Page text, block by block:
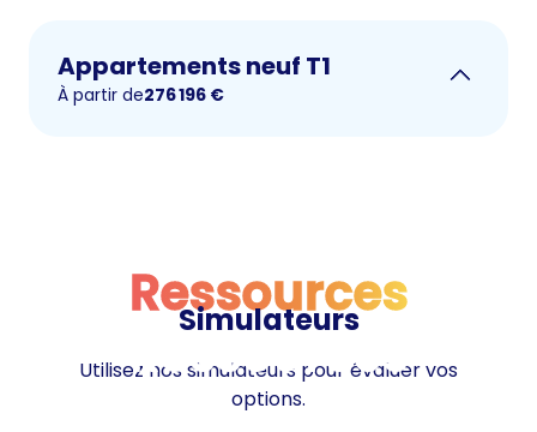
Appartements neuf T1
À partir de276 196 €
Ressources
Ressources
Simulateurs
Utilisez nos simulateurs pour évaluer vos
options.